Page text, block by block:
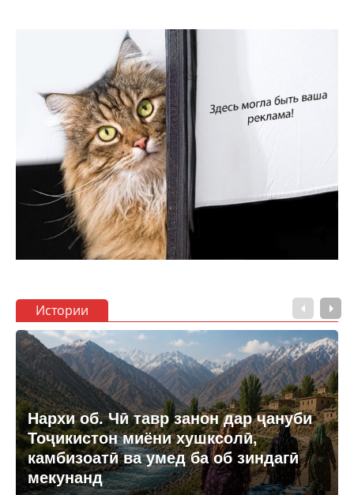
Истории
Нархи об. Чӣ тавр занон дар ҷануби
Тоҷикистон миёни хушксолӣ,
камбизоатӣ ва умед ба об зиндагӣ
мекунанд